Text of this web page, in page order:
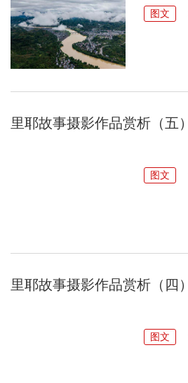
图文
里耶故事摄影作品赏析（五）
图文
里耶故事摄影作品赏析（四）
图文